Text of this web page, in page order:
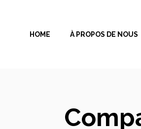
contenuHOME À PROPOS DE NOUS